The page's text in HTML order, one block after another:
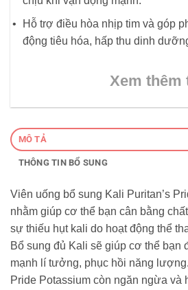
Hỗ trợ điều hòa nhịp tim và góp
động tiêu hóa, hấp thu dinh
Xem thêm
MÔ TẢ
THÔNG TIN BỔ SUNG
Viên uống bổ sung Kali Puritan’s
nhằm giúp cơ thể bạn cân bằng
sự thiếu hụt kali do hoạt động thể
Bổ sung đủ Kali sẽ giúp cơ thể bạn
mạnh lí tưởng, phục hồi năng
Pride Potassium còn ngăn ngừa và